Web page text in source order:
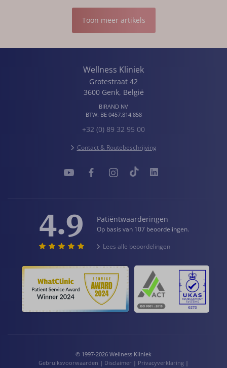
Toon meer artikels
Wellness Kliniek
Grotestraat 42
3600 Genk, België
BIRAND NV
BTW: BE 0457.814.858
+32 (0) 89 32 95 00
Contact & Routebeschrijving
4.9 Patiëntwaarderingen
Op basis van 107 beoordelingen.
Lees alle beoordelingen
© 1997-2026 Wellness Kliniek
Gebruiksvoorwaarden | Disclaimer | Privacyverklaring |